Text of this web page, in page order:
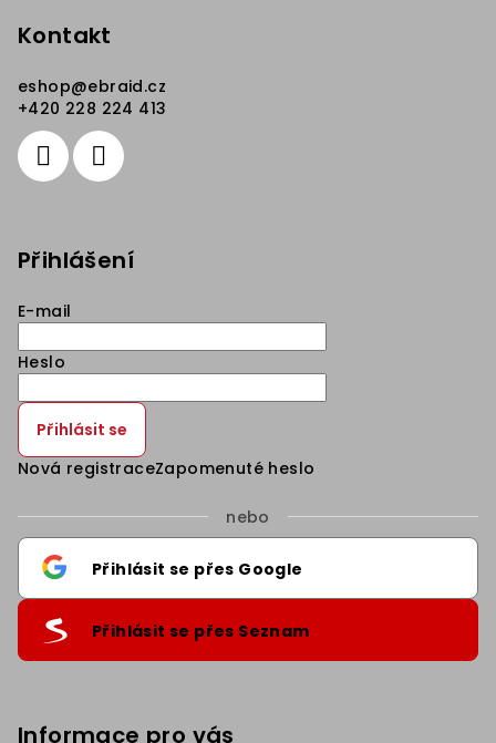
Kontakt
eshop@ebraid.cz
+420 228 224 413
Přihlášení
E-mail
Heslo
Přihlásit se
Nová registraceZapomenuté heslo
nebo
Přihlásit se přes Google
Přihlásit se přes Seznam
Informace pro vásSleva 5% na první nákup